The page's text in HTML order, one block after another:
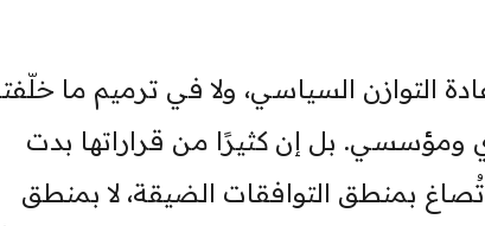
التوازن السياسي، ولا في ترميم ما
بل إن كثيرًا من قراراتها بدت
تُصاغ بمنطق التوافقات الضيقة، لا بمنطق